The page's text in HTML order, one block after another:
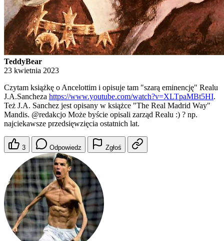
TeddyBear
23 kwietnia 2023
Czytam książkę o Ancelottim i opisuje tam "szarą eminencję" Realu
J.A.Sancheza https://www.youtube.com/watch?v=XLTpaMBt5HI.
Też J.A. Sanchez jest opisany w książce "The Real Madrid Way"
Mandis. @redakcjo Może byście opisali zarząd Realu :) ? np.
najciekawsze przedsięwzięcia ostatnich lat.
3 Odpowiedz Zgłoś